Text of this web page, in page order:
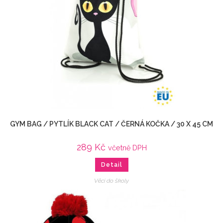
GYM BAG / PYTLÍK BLACK CAT / ČERNÁ KOČKA / 30 X 45 CM
289 Kč včetně DPH
Detail
Věci do školy